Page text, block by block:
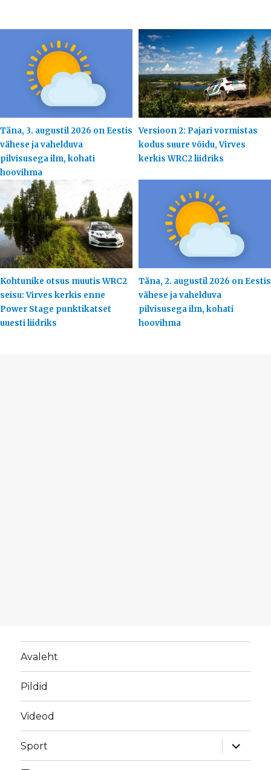
Täna, 3. augustil 2026 on Eestis
vähese ja vahelduva
pilvisusega ilm, kohati
hoovihma
Versioon 2: Pajari vormistas
kodus suure võidu, Virves
kerkis WRC2 liidriks
Kohtunike otsus muutis WRC2
seisu: Virves kerkis enne
Power Stage punktikatset
uuesti liidriks
Täna, 2. augustil 2026 on Eestis
vähese ja vahelduva
pilvisusega ilm, kohati
hoovihma
Avaleht
Pildid
Videod
Sport
laienda